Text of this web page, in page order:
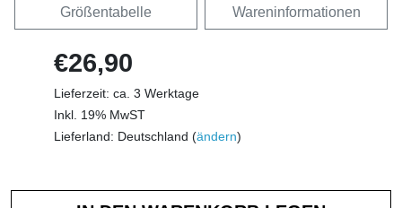
Größentabelle Wareninformationen
€26,90
Lieferzeit: ca. 3 Werktage
Inkl. 19% MwST
Lieferland: Deutschland (ändern)